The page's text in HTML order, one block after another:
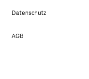
Datenschutz
AGB